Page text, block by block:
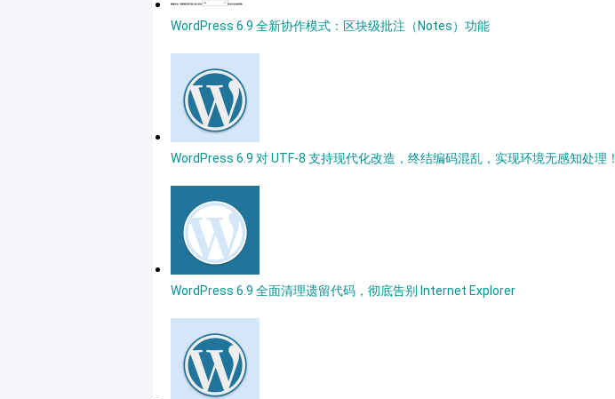
WordPress 6.9 全新协作模式：区块级批注（Notes）功能
WordPress 6.9 对 UTF-8 支持现代化改造，终结编码混乱，实现环境无感知处理！
WordPress 6.9 全面清理遗留代码，彻底告别 Internet Explorer